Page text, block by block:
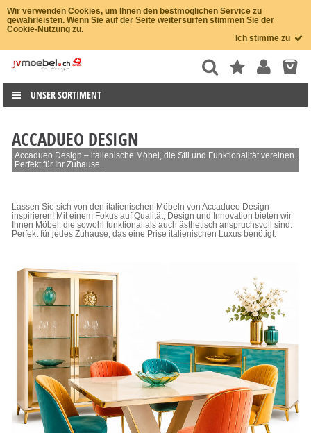
Wir verwenden Cookies, um Ihnen den bestmöglichen Service zu
gewährleisten. Wenn Sie auf der Seite weitersurfen stimmen Sie der
Cookie-Nutzung zu.
Ich stimme zu
UNSER SORTIMENT
ACCADUEO DESIGN
Accadueo Design – italienische Möbel, die Stil und Funktionalität vereinen.
Perfekt für Ihr Zuhause.
Lassen Sie sich von den italienischen Möbeln von Accadueo Design
inspirieren! Mit einem Fokus auf Qualität, Design und Innovation bieten wir
Ihnen Möbel, die sowohl funktional als auch ästhetisch anspruchsvoll sind.
Perfekt für jedes Zuhause, das eine Prise italienischen Luxus benötigt.